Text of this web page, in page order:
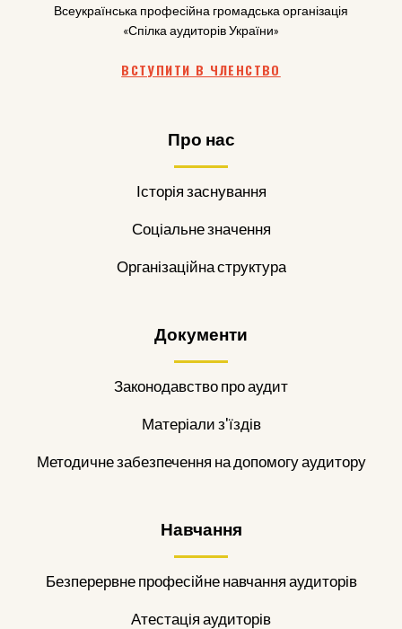
Всеукраїнська професійна громадська організація
«Спілка аудиторів України»
ВСТУПИТИ В ЧЛЕНСТВО
Про нас
Історія заснування
Соціальне значення
Організаційна структура
Документи
Законодавство про аудит
Матеріали з'їздів
Методичне забезпечення на допомогу аудитору
Навчання
Безперервне професійне навчання аудиторів
Атестація аудиторів